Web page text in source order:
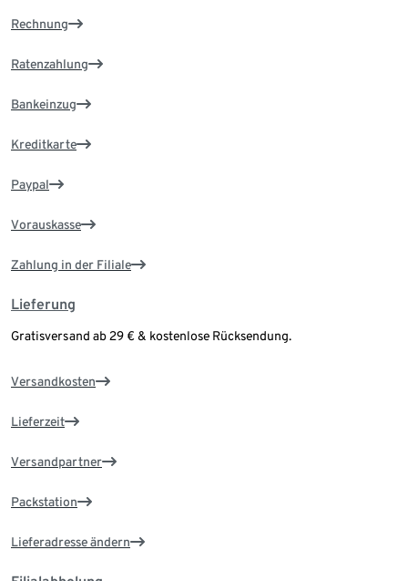
Rechnung
Ratenzahlung
Bankeinzug
Kreditkarte
Paypal
Vorauskasse
Zahlung in der Filiale
Lieferung
Gratisversand ab 29 € & kostenlose Rücksendung.
Versandkosten
Lieferzeit
Versandpartner
Packstation
Lieferadresse ändern